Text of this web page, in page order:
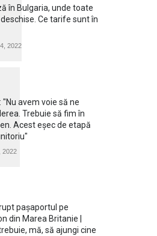
în Bulgaria, unde toate
Ce tarife sunt în
2022
"Nu avem voie să ne
Trebuie să fim în
Acest eșec de etapă
2022
pașaportul pe
din Marea Britanie |
mă, să ajungi cine